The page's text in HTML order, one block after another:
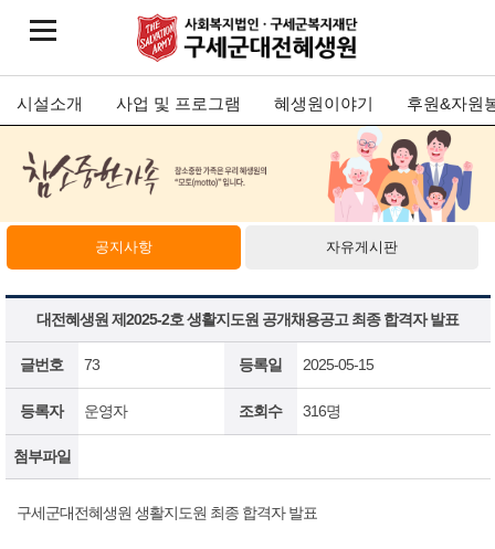
시설소개 사업 및 프로그램 혜생원이야기 후원&자원
공지사항 자유게시판
대전혜생원 제2025-2호 생활지도원 공개채용공고 최종 합격자 발표
글번호 73 등록일 2025-05-15
등록자 운영자 조회수 316명
첨부파일
구세군대전혜생원 생활지도원 최종 합격자 발표